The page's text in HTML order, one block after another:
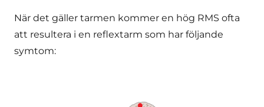
När det gäller tarmen kommer en hög RMS ofta
att resultera i en reflextarm som har följande
symtom: